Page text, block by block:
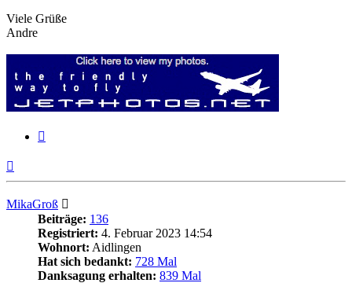
Viele Grüße
Andre
MikaGroß
Beiträge: 136
Registriert: 4. Februar 2023 14:54
Wohnort: Aidlingen
Hat sich bedankt: 728 Mal
Danksagung erhalten: 839 Mal